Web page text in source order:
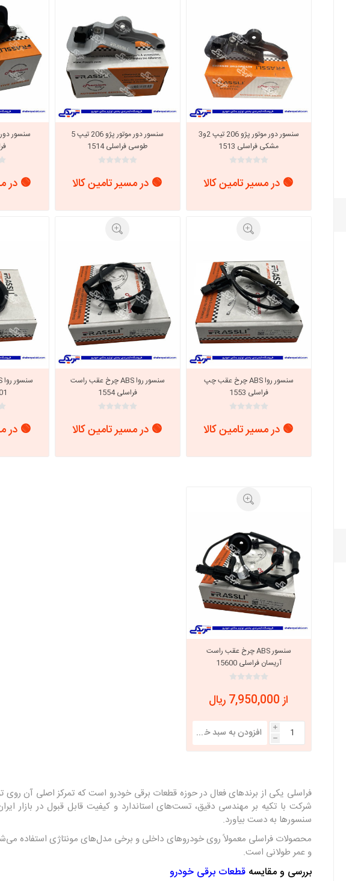
خانواده تیبا، ساینا و کوییک و
مشترک تیبا، ساینا و کوییک و
شاهین
تخصصی کوییک
تخصصی ساینا
تخصصی شاهین
خانواده پیکان، آردی و آریسان
مشترک پیکان، آردی و آریسان
تخصصی آردی
تخصصی روآ
پیکان دولوکس
خانواده ریو
مزدا وانت خودروهای چینی
سنسور دور موتور پژو 206 تیپ 2و3
مشکی فراسلی 1513
🟢 در مسیر تامین کالا
سنسور دور موتور پژو 206 تیپ 5
طوسی فراسلی 1514
🟢 در مسیر تامین کالا 🟢 در
سنسور روا ABS چرخ عقب چپ
فراسلی 1553
🟢 در مسیر تامین کالا
سنسور روا ABS چرخ عقب راست
فراسلی 1554
🟢 در مسیر تامین کالا 🟢 در
سنسور ABS چرخ عقب راست
آریسان فراسلی 15600
از 7,950,000 ریال
i
h
فراسلی یکی از برندهای فعال در حوزه قطعات برقی خودرو است که تمرکز اصلی آن روی
شرکت با تکیه بر مهندسی دقیق، تست‌های استاندارد و کیفیت قابل قبول در بازار
سنسورها به دست بیاورد.
محصولات فراسلی معمولاً روی خودروهای داخلی و برخی مدل‌های مونتاژی استفاده
و عمر طولانی است.
بررسی و مقایسه قطعات برقی خودرو